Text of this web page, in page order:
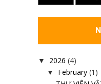
▼ 2026 (4)
▼ February (1)